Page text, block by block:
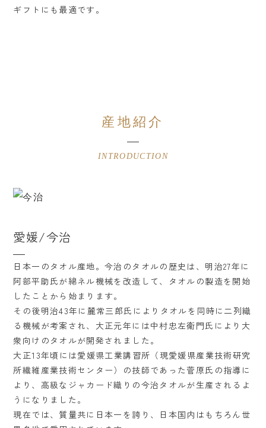
ギフトにも最適です。
産地紹介
INTRODUCTION
愛媛/今治
日本一のタオル産地。今治のタオルの歴史は、明治27年に
阿部平助氏が綿ネル機械を改造して、タオルの製造を開始
したことから始まります。
その後明治43年に麓常三郎氏によりタオルを同時に二列織
る機械が考案され、大正元年には中村忠左衛門氏により大
衆向けのタオルが開発されました。
大正13年頃には愛媛県工業講習所（現愛媛県産業技術研究
所繊維産業技術センター）の技師であった菅原氏の指導に
より、高級なジャカード織りの今治タオルが生産されるよ
うになりました。
現在では、質量共に日本一を誇り、日本国内はもちろん世